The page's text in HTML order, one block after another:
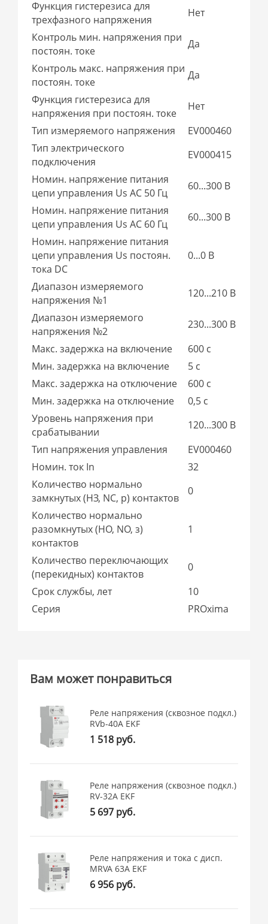
Функция гистерезиса для
трехфазного напряжения
Нет
Контроль мин. напряжения при
постоян. токе
Да
Контроль макс. напряжения при
постоян. токе
Да
Функция гистерезиса для
напряжения при постоян. токе
Нет
Тип измеряемого напряжения
EV000460
Тип электрического
подключения
EV000415
Номин. напряжение питания
цепи управления Us AC 50 Гц
60...300 В
Номин. напряжение питания
цепи управления Us AC 60 Гц
60...300 В
Номин. напряжение питания
цепи управления Us постоян.
тока DC
0...0 В
Диапазон измеряемого
напряжения №1
120...210 В
Диапазон измеряемого
напряжения №2
230...300 В
Макс. задержка на включение
600 с
Мин. задержка на включение
5 с
Макс. задержка на отключение
600 с
Мин. задержка на отключение
0,5 с
Уровень напряжения при
срабатывании
120...300 В
Тип напряжения управления
EV000460
Номин. ток In
32
Количество нормально
замкнутых (НЗ, NC, р) контактов
0
Количество нормально
разомкнутых (НО, NO, з)
контактов
1
Количество переключающих
(перекидных) контактов
0
Срок службы, лет
10
Серия
PROxima
Вам может понравиться
Реле напряжения (сквозное подкл.)
RVb-40A EKF
1 518 руб.
Реле напряжения (сквозное подкл.)
RV-32A EKF
5 697 руб.
Реле напряжения и тока с дисп.
MRVA 63A EKF
6 956 руб.